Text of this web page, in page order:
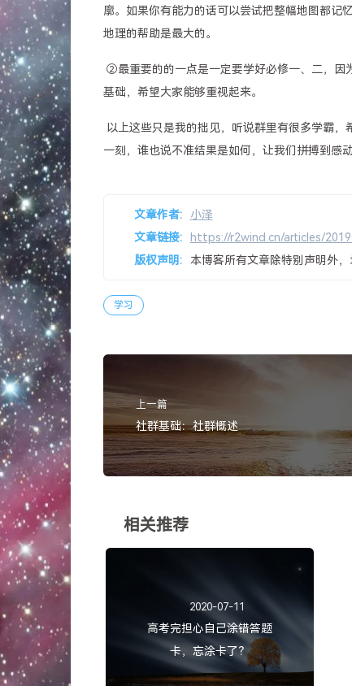
廓。如果你有能力的话可以尝试把整幅地图都记
地理的帮助是最大的。
②最重要的的一点是一定要学好必修一、二，
基础，希望大家能够重视起来。
以上这些只是我的拙见，听说群里有很多学霸
一刻，谁也说不准结果是如何，让我们拼搏到感
文章作者:
小泽
文章链接:
https://r2wind.cn/articles/
版权声明:
本博客所有文章除特别声明外，
学习
上一篇
社群基础：社群概述
相关推荐
2020-07-11
高考完担心自己涂错答题
卡，忘涂卡了？